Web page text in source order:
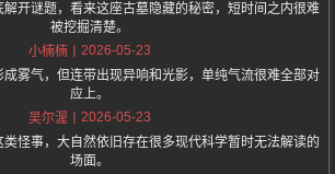
开谜题，看来这座古墓隐藏的秘密，短时间之内很难
被挖掘清楚。
小楠楠
2026-05-23
雾气，但连带出现异响和光影，单纯气流很难全部对
应上。
吴尔渥
2026-05-23
怪事，大自然依旧存在很多现代科学暂时无法解读的
场面。